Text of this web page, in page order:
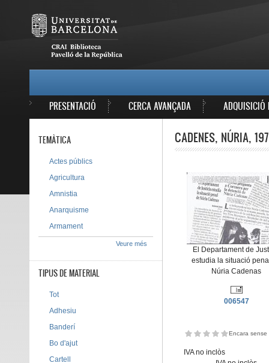
PRESENTACIÓ CERCA AVANÇADA ADQUISICIÓ
CADENES, NÚRIA,
El Departament de
estudia la situació
Núria Cadenas
006547
Encara sense
IVA no inclòs
TEMÀTICA
Actes públics
Agricultura
Amnistia
Anarquisme
Armament
Veure més
TIPUS DE MATERIAL
Tot
Adhesiu
Banderí
Bo d'ajut
Cartell